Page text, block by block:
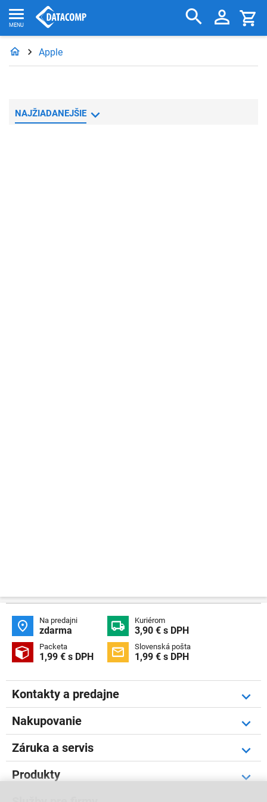
Apple
NAJŽIADANEJŠIE
 Na predajni
zdarma  Kuriérom
3,90 € s DPH
 Packeta
1,99 € s DPH  Slovenská pošta
1,99 € s DPH
Kontakty a predajne
Nakupovanie
Záruka a servis
Produkty